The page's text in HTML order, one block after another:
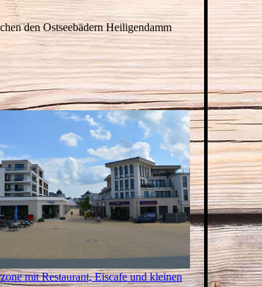
den Ostseebädern Heiligendamm
mit Restaurant, Eiscafe und kleinen